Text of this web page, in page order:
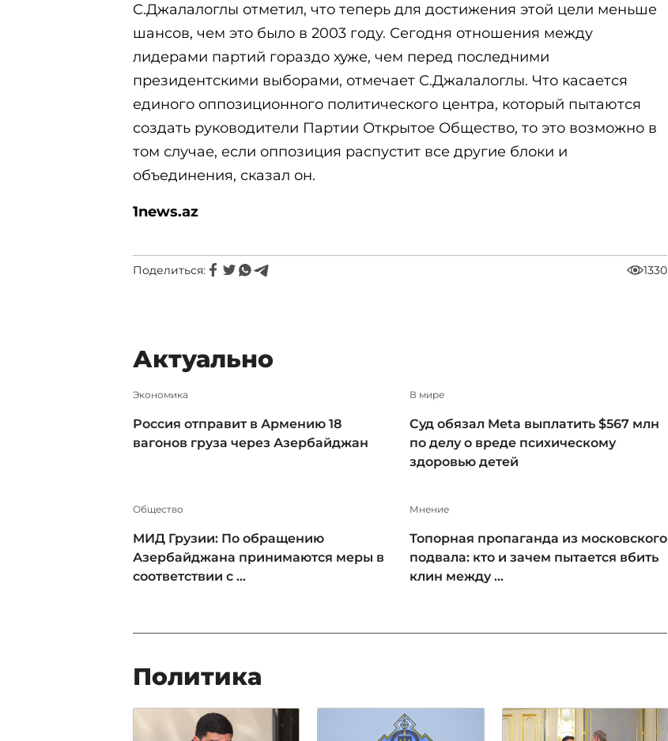
С.Джалалоглы отметил, что теперь для достижения этой цели меньше
шансов, чем это было в 2003 году. Сегодня отношения между
лидерами партий гораздо хуже, чем перед последними
президентскими выборами, отмечает С.Джалалоглы. Что касается
единого оппозиционного политического центра, который пытаются
создать руководители Партии Открытое Общество, то это возможно в
том случае, если оппозиция распустит все другие блоки и
объединения, сказал он.
1news.az
Поделиться: 1330
Актуально
Экономика
Россия отправит в Армению 18
вагонов груза через Азербайджан
В мире
Суд обязал Meta выплатить $567 млн
по делу о вреде психическому
здоровью детей
Общество
МИД Грузии: По обращению
Азербайджана принимаются меры в
соответствии с ...
Мнение
Топорная пропаганда из московского
подвала: кто и зачем пытается вбить
клин между ...
Политика